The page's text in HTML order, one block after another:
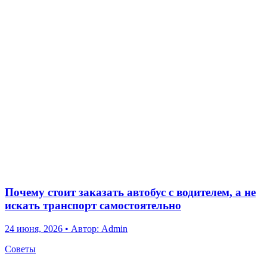
Почему стоит заказать автобус с водителем, а не
искать транспорт самостоятельно
24 июня, 2026 • Автор: Admin
Советы